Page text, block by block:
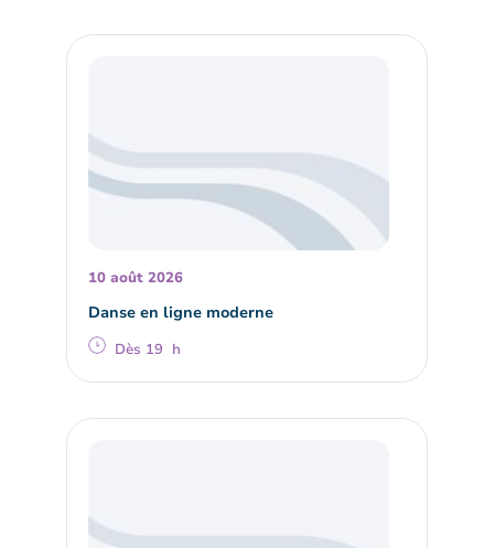
10 août 2026
Danse en ligne moderne
Dès 19 h